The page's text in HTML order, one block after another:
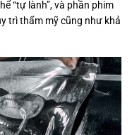
“tự lành”, và phần phim
trì thẩm mỹ cũng như khả